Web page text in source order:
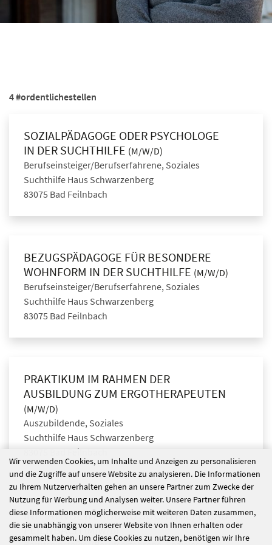
4 #ordentlichestellen
SOZIALPÄDAGOGE ODER PSYCHOLOGE
IN DER SUCHTHILFE (M/W/D)
Berufseinsteiger/Berufserfahrene, Soziales
Suchthilfe Haus Schwarzenberg
83075 Bad Feilnbach
BEZUGSPÄDAGOGE FÜR BESONDERE
WOHNFORM IN DER SUCHTHILFE (M/W/D)
Berufseinsteiger/Berufserfahrene, Soziales
Suchthilfe Haus Schwarzenberg
83075 Bad Feilnbach
PRAKTIKUM IM RAHMEN DER
AUSBILDUNG ZUM ERGOTHERAPEUTEN
(M/W/D)
Auszubildende, Soziales
Suchthilfe Haus Schwarzenberg
83075 Bad Feilnbach
INITIATIVBEWERBUNG SUCHTHILFE BAD
FEILNBACH(M/W/D)
Wir verwenden Cookies, um Inhalte und Anzeigen zu personalisieren
und die Zugriffe auf unsere Website zu analysieren. Die Informationen
zu Ihrem Nutzerverhalten gehen an unsere Partner zum Zwecke der
Nutzung für Werbung und Analysen weiter. Unsere Partner führen
diese Informationen möglicherweise mit weiteren Daten zusammen,
die sie unabhängig von unserer Website von Ihnen erhalten oder
gesammelt haben. Um diese Cookies zu nutzen, benötigen wir Ihre